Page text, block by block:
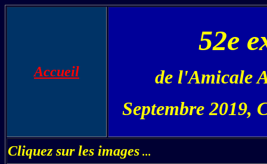
Accueil
52e
de l'Amicale
Septembre 2019,
Cliquez sur les images ...